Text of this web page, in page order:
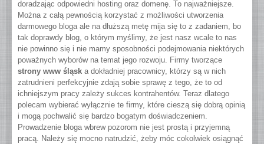
doradzając odpowiedni hosting oraz domenę. To najważniejsze.
Można z całą pewnością korzystać z możliwości utworzenia
darmowego bloga ale na dłuższą metę mija się to z zadaniem, bo
tak doprawdy blog, o którym myślimy, że jest nasz wcale to nas
nie powinno się i nie mamy sposobności podejmowania niektórych
poważnych wyborów na temat jego rozwoju. Firmy tworzące
strony www śląsk a dokładniej pracownicy, którzy są w nich
zatrudnieni perfekcyjnie zdają sobie sprawę z tego, że to od
ichniejszym pracy zależy sukces kontrahentów. Teraz dlatego
polecam wybierać wyłącznie te firmy, które cieszą się dobrą opinią
i mogą pochwalić się bardzo bogatym doświadczeniem.
Prowadzenie bloga wbrew pozorom nie jest prostą i przyjemną
pracą. Należy się mocno natrudzić, żeby móc cokolwiek osiągnąć